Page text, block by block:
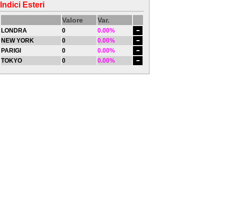
Indici Esteri
Valore Var.
LONDRA 0
0.00%
NEW YORK
0
0.00%
PARIGI
0
0.00%
TOKYO
0 0.00%